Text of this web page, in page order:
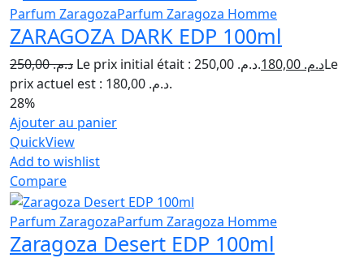
Parfum ZaragozaParfum Zaragoza Homme
ZARAGOZA DARK EDP 100ml
د.م.250,00 Le prix initial était : د.م. 250,00. د.م.Le
prix actuel est : د.م. 180,00.
28%
Ajouter au panier
QuickView
Add to wishlist
Compare
Parfum ZaragozaParfum Zaragoza Homme
Zaragoza Desert EDP 100ml